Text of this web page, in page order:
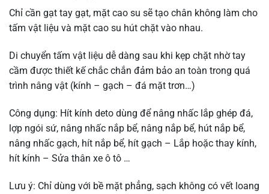
Chỉ cần gạt tay gạt, mặt cao su sẽ tạo chân không làm cho
tấm vật liệu và mặt cao su hút chặt vào nhau.
Di chuyển tấm vật liệu dễ dàng sau khi kẹp chặt nhờ tay
cầm được thiết kế chắc chắn đảm bảo an toàn trong quá
trình nâng vật (kính – gạch – đá mặt trơn…)
Công dụng: Hít kính deto dùng để nâng nhấc lắp ghép đá,
lợp ngói sứ, nâng nhấc nắp bể, nâng nắp bể, hút nắp bể,
nâng nhấc gạch, hít nắp bể, hít gạch – Lắp hoặc thay kính,
hít kính – Sửa thân xe ô tô …
Lưu ý: Chỉ dùng với bề mặt phẳng, sạch không có vết loang